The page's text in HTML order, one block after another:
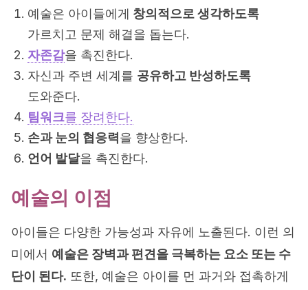
예술은 아이들에게 창의적으로 생각하도록
가르치고 문제 해결을 돕는다.
자존감을 촉진한다.
자신과 주변 세계를 공유하고 반성하도록
도와준다.
팀워크를 장려한다.
손과 눈의 협응력 을 향상한다.
언어 발달을 촉진한다.
예술의 이점
아이들은 다양한 가능성과 자유에 노출된다. 이런 의
미에서 예술은 장벽과 편견을 극복하는 요소 또는 수
단이 된다. 또한, 예술은 아이를 먼 과거와 접촉하게